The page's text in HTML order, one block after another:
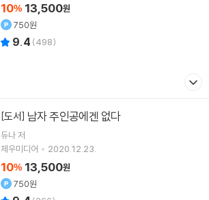
10% 13,500원
750원
9.4 (498)
[도서] 남자 주인공에겐 없다
듀나저
제우미디어
2020.12.23.
10% 13,500원
750원